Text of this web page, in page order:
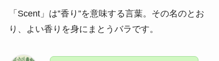
「Scent」は‟香り”を意味する言葉。その名のとお
り、よい香りを身にまとうバラです。